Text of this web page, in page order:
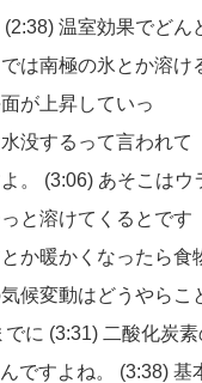
(2:38) 温室効果でどん
は南極の氷とか溶け
が上昇していっ
没するって言われて
。 (3:06) あそこはウ
と溶けてくるとです
か暖かくなったら食
候変動はどうやらこ
でに (3:31) 二酸化炭
ですよね。 (3:38) 基